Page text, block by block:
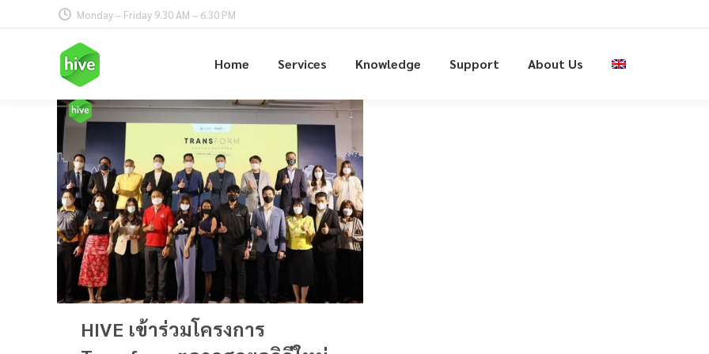
Monday – Friday 9.30 AM – 6.30 PM
Home Services Knowledge Support About Us
HIVE เข้าร่วมโครงการ